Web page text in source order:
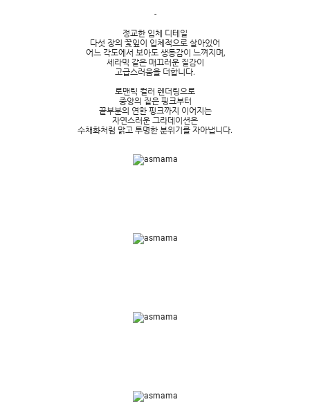
-
정교한 입체 디테일
다섯 장의 꽃잎이 입체적으로 살아있어
어느 각도에서 보아도 생동감이 느껴지며,
세라믹 같은 매끄러운 질감이
고급스러움을 더합니다.
로맨틱 컬러 렌더링으로
중앙의 짙은 핑크부터
끝부분의 연한 핑크까지 이어지는
자연스러운 그라데이션은
수채화처럼 맑고 투명한 분위기를 자아냅니다.